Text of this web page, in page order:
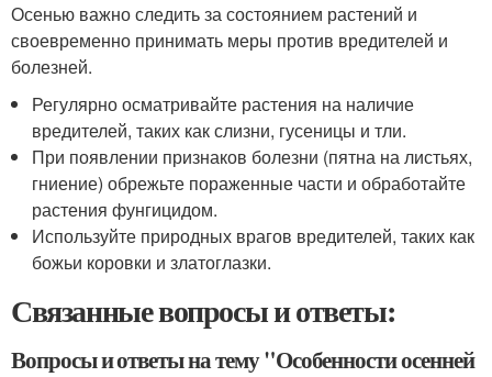
Осенью важно следить за состоянием растений и
своевременно принимать меры против вредителей и
болезней.
Регулярно осматривайте растения на наличие
вредителей, таких как слизни, гусеницы и тли.
При появлении признаков болезни (пятна на листьях,
гниение) обрежьте пораженные части и обработайте
растения фунгицидом.
Используйте природных врагов вредителей, таких как
божьи коровки и златоглазки.
Связанные вопросы и ответы:
Вопросы и ответы на тему "Особенности осенней